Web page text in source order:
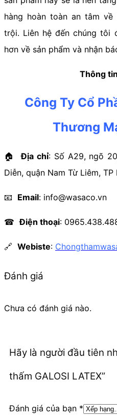
hàng hoàn toàn an tâm
trội. Liên hệ đến chúng tôi
hơn về sản phẩm và nhận
Thông
Công Ty Cổ
Thương
🏠︎Địa chỉ: Số A29, ngõ
Diễn, quận Nam Từ Liêm, TP
📧 Email: info@wasaco.vn
☎Điện thoại:
🔗 Webiste:
Đánh giá
Chưa có đánh giá nào.
Hãy là người đầu tiên
thấm GALOSI LATEX”
Đánh giá của bạn *